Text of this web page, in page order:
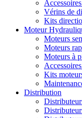
Vérins de
Kits
Moteur
Moteurs
Moteurs
Moteurs à
Kits
Distribution